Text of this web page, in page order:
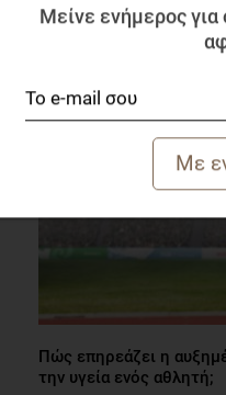
Συνέδρια
Πώς επηρεάζει η
την υγεία ενός αθλητή;
Μείνε ενήμερος για